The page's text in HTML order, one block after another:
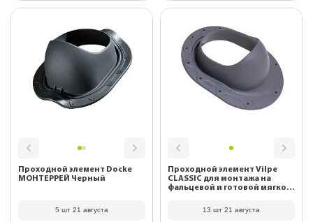
Проходной элемент Docke
МОНТЕРРЕЙ Черный
5 шт 21 августа
Проходной элемент Vilpe
CLASSIC для монтажа на
фальцевой и готовой мягкой
13 шт 21 августа